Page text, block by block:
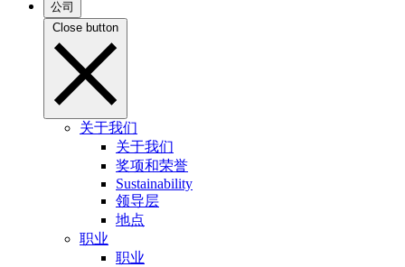
公司
Close button
关于我们
关于我们
奖项和荣誉
Sustainability
领导层
地点
职业
职业